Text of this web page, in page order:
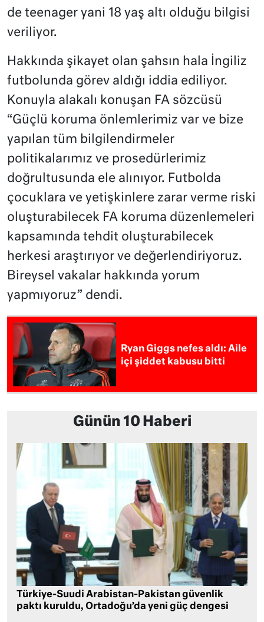
de teenager yani 18 yaş altı olduğu bilgisi
veriliyor.
Hakkında şikayet olan şahsın hala İngiliz
futbolunda görev aldığı iddia ediliyor.
Konuyla alakalı konuşan FA sözcüsü
“Güçlü koruma önlemlerimiz var ve bize
yapılan tüm bilgilendirmeler
politikalarımız ve prosedürlerimiz
doğrultusunda ele alınıyor. Futbolda
çocuklara ve yetişkinlere zarar verme riski
oluşturabilecek FA koruma düzenlemeleri
kapsamında tehdit oluşturabilecek
herkesi araştırıyor ve değerlendiriyoruz.
Bireysel vakalar hakkında yorum
yapmıyoruz” dendi.
Ryan Giggs nefes aldı: Aile
içi şiddet kabusu bitti
Günün 10 Haberi
Türkiye-Suudi Arabistan-Pakistan güvenlik
paktı kuruldu, Ortadoğu’da yeni güç dengesi